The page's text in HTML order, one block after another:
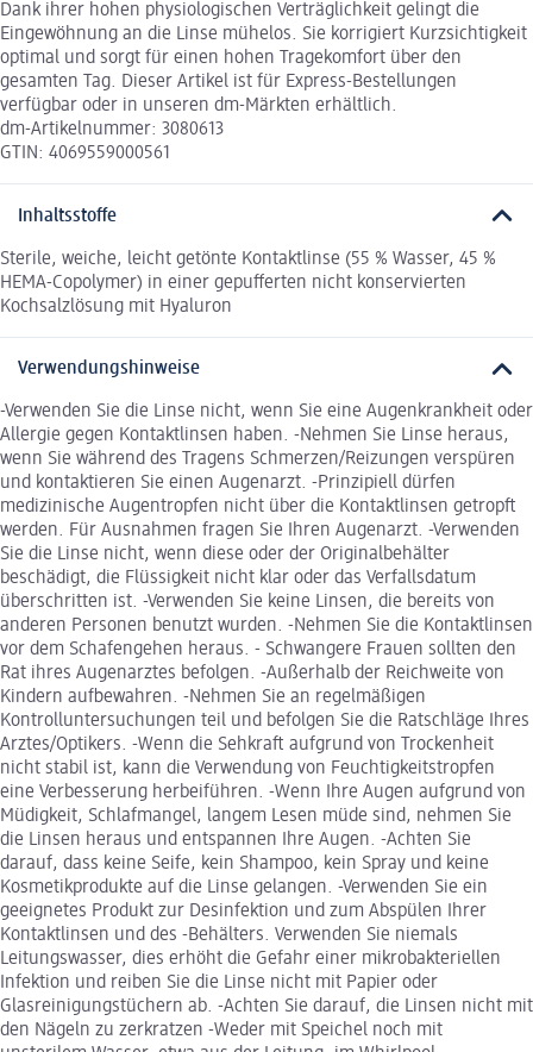
Dank ihrer hohen physiologischen Verträglichkeit gelingt die
Eingewöhnung an die Linse mühelos. Sie korrigiert Kurzsichtigkeit
optimal und sorgt für einen hohen Tragekomfort über den
gesamten Tag. Dieser Artikel ist für Express-Bestellungen
verfügbar oder in unseren dm-Märkten erhältlich.
dm-Artikelnummer: 3080613
GTIN: 4069559000561
Inhaltsstoffe
Sterile, weiche, leicht getönte Kontaktlinse (55 % Wasser, 45 %
HEMA-Copolymer) in einer gepufferten nicht konservierten
Kochsalzlösung mit Hyaluron
Verwendungshinweise
-Verwenden Sie die Linse nicht, wenn Sie eine Augenkrankheit oder
Allergie gegen Kontaktlinsen haben. -Nehmen Sie Linse heraus,
wenn Sie während des Tragens Schmerzen/Reizungen verspüren
und kontaktieren Sie einen Augenarzt. -Prinzipiell dürfen
medizinische Augentropfen nicht über die Kontaktlinsen getropft
werden. Für Ausnahmen fragen Sie Ihren Augenarzt. -Verwenden
Sie die Linse nicht, wenn diese oder der Originalbehälter
beschädigt, die Flüssigkeit nicht klar oder das Verfallsdatum
überschritten ist. -Verwenden Sie keine Linsen, die bereits von
anderen Personen benutzt wurden. -Nehmen Sie die Kontaktlinsen
vor dem Schafengehen heraus. - Schwangere Frauen sollten den
Rat ihres Augenarztes befolgen. -Außerhalb der Reichweite von
Kindern aufbewahren. -Nehmen Sie an regelmäßigen
Kontrolluntersuchungen teil und befolgen Sie die Ratschläge Ihres
Arztes/Optikers. -Wenn die Sehkraft aufgrund von Trockenheit
nicht stabil ist, kann die Verwendung von Feuchtigkeitstropfen
eine Verbesserung herbeiführen. -Wenn Ihre Augen aufgrund von
Müdigkeit, Schlafmangel, langem Lesen müde sind, nehmen Sie
die Linsen heraus und entspannen Ihre Augen. -Achten Sie
darauf, dass keine Seife, kein Shampoo, kein Spray und keine
Kosmetikprodukte auf die Linse gelangen. -Verwenden Sie ein
geeignetes Produkt zur Desinfektion und zum Abspülen Ihrer
Kontaktlinsen und des -Behälters. Verwenden Sie niemals
Leitungswasser, dies erhöht die Gefahr einer mikrobakteriellen
Infektion und reiben Sie die Linse nicht mit Papier oder
Glasreinigungstüchern ab. -Achten Sie darauf, die Linsen nicht mit
den Nägeln zu zerkratzen -Weder mit Speichel noch mit